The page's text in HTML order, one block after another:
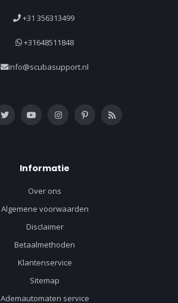
+31 356313499
+31648511848
info@scubasupport.nl
Informatie
Over ons
Algemene voorwaarden
Disclaimer
Betaalmethoden
Klantenservice
Sitemap
Ademautomaten service